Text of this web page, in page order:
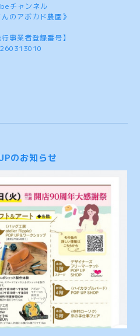
チャンネル
のアボカド農園》
事業者登録番号】
のお知らせ